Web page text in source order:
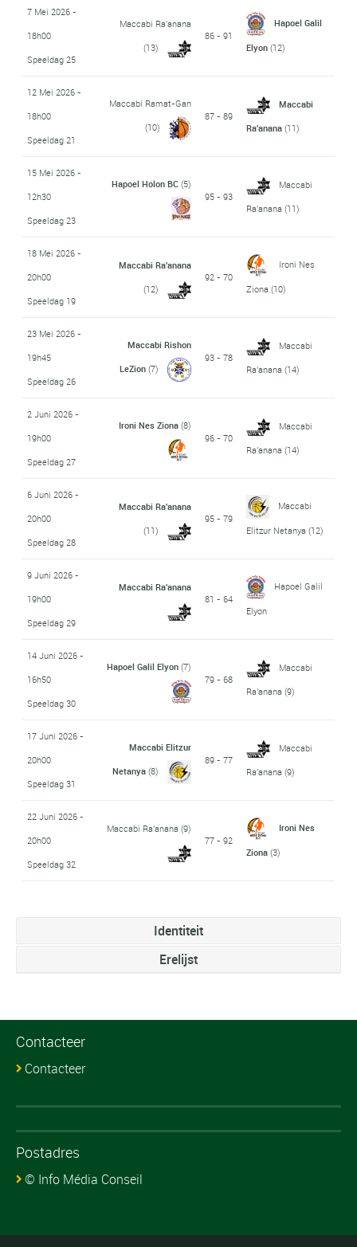
7 Mei 2026 -
18h00
Speeldag 25
Maccabi Ra'anana
(13)
86 - 91
Hapoel Galil
Elyon(12)
12 Mei 2026 -
18h00
Speeldag 21
Maccabi Ramat-Gan
(10)
87 - 89
Maccabi
Ra'anana(11)
15 Mei 2026 -
12h30
Speeldag 23
Hapoel Holon BC(5)
95 - 93
Maccabi
Ra'anana (11)
18 Mei 2026 -
20h00
Speeldag 19
Maccabi Ra'anana
(12)
92 - 70
Ironi Nes
Ziona (10)
23 Mei 2026 -
19h45
Speeldag 26
Maccabi Rishon
LeZion (7)
93 - 78
Maccabi
Ra'anana (14)
2 Juni 2026 -
19h00
Speeldag 27
Ironi Nes Ziona(8)
96 - 70
Maccabi
Ra'anana (14)
6 Juni 2026 -
20h00
Speeldag 28
Maccabi Ra'anana
(11)
95 - 79
Maccabi
Elitzur Netanya (12)
9 Juni 2026 -
19h00
Speeldag 29
Maccabi Ra'anana
81 - 64
Hapoel Galil
Elyon
14 Juni 2026 -
16h50
Speeldag 30
Hapoel Galil Elyon(7)
79 - 68
Maccabi
Ra'anana (9)
17 Juni 2026 -
20h00
Speeldag 31
Maccabi Elitzur
Netanya (8)
89 - 77
Maccabi
Ra'anana (9)
22 Juni 2026 -
20h00
Speeldag 32
Maccabi Ra'anana (9)
77 - 92
Ironi Nes
Ziona(3)
Identiteit
Erelijst
Contacteer
Contacteer
Postadres
© Info Média Conseil